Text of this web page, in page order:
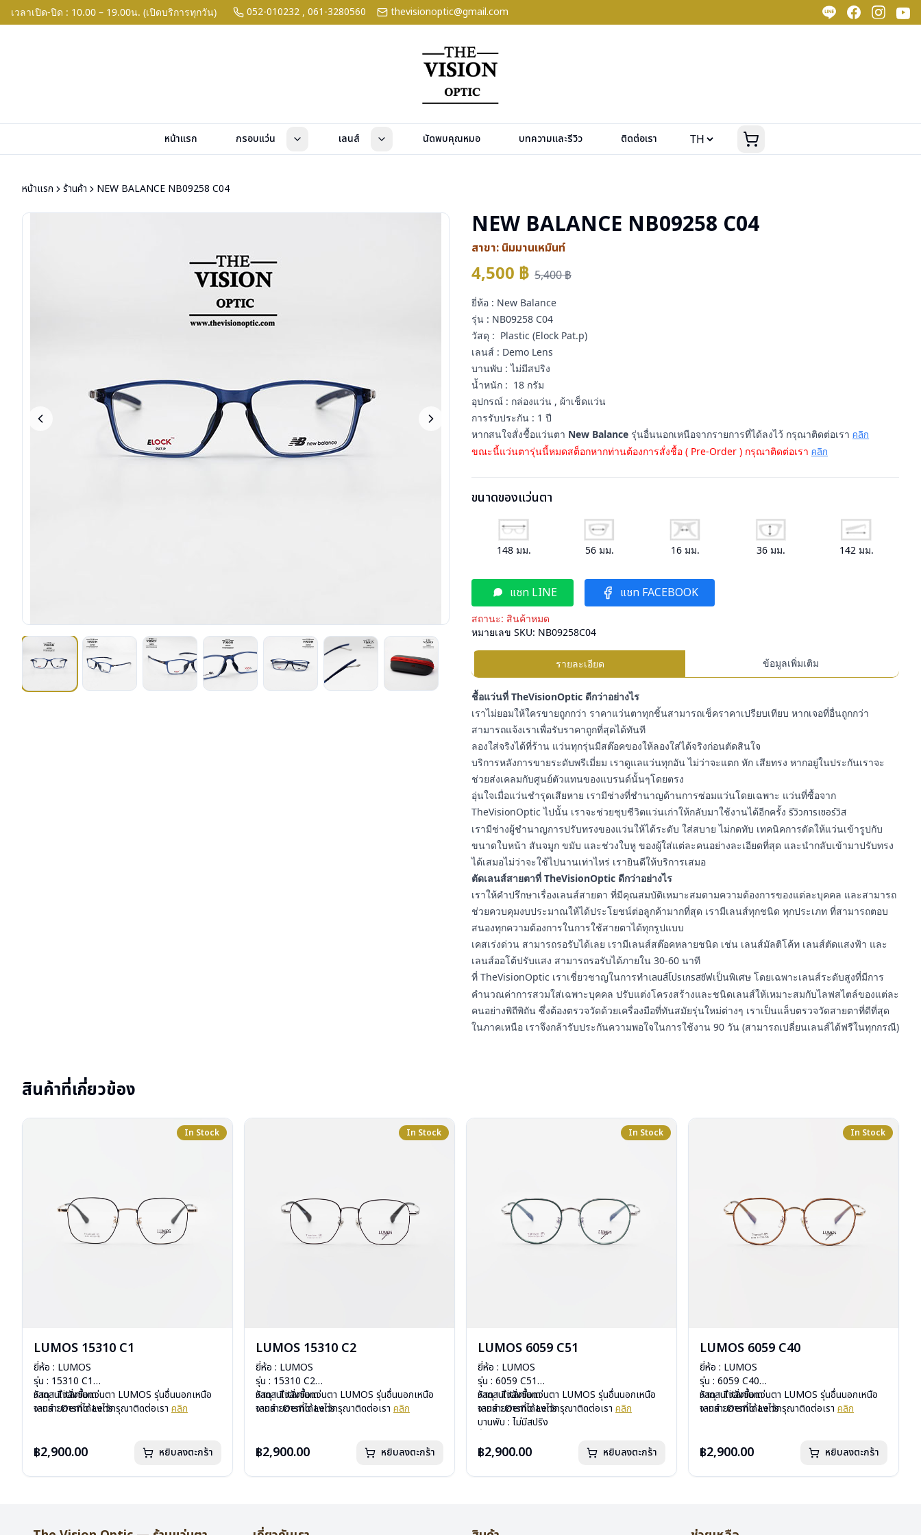
เวลาเปิด-ปิด : 10.00 – 19.00น. (เปิดบริการทุกวัน) 052-010232 , 061-3280560 thevisionoptic@gmail.com
หน้าแรก กรอบแว่น เลนส์ นัดพบคุณหมอ บทความและรีวิว ติดต่อเรา
หน้าแรก ร้านค้า NEW BALANCE NB09258 C04
NEW BALANCE NB09258 C04
สาขา: นิมมานเหมินท์
4,500 ฿ 5,400฿
ยี่ห้อ : New Balance
รุ่น : NB09258 C04
วัสดุ : Plastic (Elock Pat.p)
เลนส์ : Demo Lens
บานพับ : ไม่มีสปริง
น้ำหนัก : 18 กรัม
อุปกรณ์ : กล่องแว่น , ผ้าเช็ดแว่น
การรับประกัน : 1 ปี
หากสนใจสั่งชื้อแว่นตา New Balance รุ่นอื่นนอกเหนือจากรายการที่ได้ลงไว้ กรุณาติดต่อเรา คลิก
ขณะนี้แว่นตารุ่นนี้หมดสต็อกหากท่านต้องการสั่งชื้อ ( Pre-Order ) กรุณาติดต่อเรา คลิก
ขนาดของแว่นตา
148 มม. 56 มม. 16มม. 36มม. 142มม.
แชท LINE แชท FACEBOOK
สถานะ: สินค้าหมด
หมายเลข SKU: NB09258C04
รายละเอียด ข้อมูลเพิ่มเติม
ชื้อแว่นที่ TheVisionOptic ดีกว่าอย่างไร
เราไม่ยอมให้ใครขายถูกกว่า ราคาแว่นตาทุกชิ้นสามารถเช็คราคาเปรียบเทียบ หากเจอที่อื่นถูกกว่า
สามารถแจ้งเราเพื่อรับราคาถูกที่สุดได้ทันที
ลองใส่จริงได้ที่ร้าน แว่นทุกรุ่นมีสต๊อคของให้ลองใส่ได้จริงก่อนตัดสินใจ
บริการหลังการขายระดับพรีเมี่ยม เราดูแลแว่นทุกอัน ไม่ว่าจะแตก หัก เสียทรง หากอยู่ในประกันเราจะ
ช่วยส่งเคลมกับศูนย์ตัวแทนของแบรนด์นั้นๆโดยตรง
อุ่นใจเมื่อแว่นชำรุดเสียหาย เรามีช่างที่ชำนาญด้านการซ่อมแว่นโดยเฉพาะ แว่นที่ซื้อจาก
TheVisionOptic ไปนั้น เราจะช่วยชุบชีวิตแว่นเก่าให้กลับมาใช้งานได้อีกครั้ง รีวิวการเซอร์วิส
เรามีช่างผู้ชำนาญการปรับทรงของแว่นให้ได้ระดับ ใส่สบาย ไม่กดทับ เทคนิคการดัดให้แว่นเข้ารูปกับ
ขนาดใบหน้า สันจมูก ขมับ และช่วงใบหู ของผู้ใส่แต่ละคนอย่างละเอียดที่สุด และนำกลับเข้ามาปรับทรง
ได้เสมอไม่ว่าจะใช้ไปนานเท่าไหร่ เรายินดีให้บริการเสมอ
ตัดเลนส์สายตาที่ TheVisionOptic ดีกว่าอย่างไร
เราให้คำปรึกษาเรื่องเลนส์สายตา ที่มีคุณสมบัติเหมาะสมตามความต้องการของแต่ละบุคคล และสามารถ
ช่วยควบคุมงบประมาณให้ได้ประโยชน์ต่อลูกค้ามากที่สุด เรามีเลนส์ทุกชนิด ทุกประเภท ที่สามารถตอบ
สนองทุกความต้องการในการใช้สายตาได้ทุกรูปแบบ
เคสเร่งด่วน สามารถรอรับได้เลย เรามีเลนส์สต๊อคหลายชนิด เช่น เลนส์มัลติโค้ท เลนส์ตัดแสงฟ้า และ
เลนส์ออโต้ปรับแสง สามารถรอรับได้ภายใน 30-60 นาที
ที่ TheVisionOptic เราเชี่ยวชาญในการทำเลนส์โปรเกรสซีฟเป็นพิเศษ โดยเฉพาะเลนส์ระดับสูงที่มีการ
คำนวณค่าการสวมใส่เฉพาะบุคคล ปรับแต่งโครงสร้างและชนิดเลนส์ให้เหมาะสมกับไลฟสไตล์ของแต่ละ
คนอย่างพิถีพิถัน ซึ่งต้องตรวจวัดด้วยเครื่องมือที่ทันสมัยรุ่นใหม่ต่างๆ เราเป็นแล็บตรวจวัดสายตาที่ดีที่สุด
ในภาคเหนือ เราจึงกล้ารับประกันความพอใจในการใช้งาน 90 วัน (สามารถเปลี่ยนเลนส์ได้ฟรีในทุกกรณี)
สินค้าที่เกี่ยวข้อง
In Stock
LUMOS 15310 C1
ยี่ห้อ : LUMOS
รุ่น : 15310 C1
วัสดุ : Titanium
เลนส์ : Demo Lens
อุปกรณ์ : กล่องแว่น , ผ้าเช็ดแว่น
หากสนใจสั่งชื้อแว่นตา LUMOS รุ่นอื่นนอกเหนือ
จากรายการที่ได้ลงไว้กรุณาติดต่อเรา คลิก
฿2,900.00 หยิบลงตะกร้า
In Stock
LUMOS 15310 C2
ยี่ห้อ : LUMOS
รุ่น : 15310 C2
วัสดุ : Titanium
เลนส์ : Demo Lens
อุปกรณ์ : กล่องแว่น , ผ้าเช็ดแว่น
หากสนใจสั่งชื้อแว่นตา LUMOS รุ่นอื่นนอกเหนือ
จากรายการที่ได้ลงไว้กรุณาติดต่อเรา คลิก
฿2,900.00 หยิบลงตะกร้า
In Stock
LUMOS 6059 C51
ยี่ห้อ : LUMOS
รุ่น : 6059 C51
วัสดุ : Titanium
เลนส์ : Demo Lens
บานพับ : ไม่มีสปริง
อุปกรณ์ : กล่องแว่น , ผ้าเช็ดแว่น
หากสนใจสั่งชื้อแว่นตา LUMOS รุ่นอื่นนอกเหนือ
จากรายการที่ได้ลงไว้กรุณาติดต่อเรา คลิก
฿2,900.00 หยิบลงตะกร้า
In Stock
LUMOS 6059 C40
ยี่ห้อ : LUMOS
รุ่น : 6059 C40
วัสดุ : Titanium
เลนส์ : Demo Lens
อุปกรณ์ : กล่องแว่น , ผ้าเช็ดแว่น
หากสนใจสั่งชื้อแว่นตา LUMOS รุ่นอื่นนอกเหนือ
จากรายการที่ได้ลงไว้กรุณาติดต่อเรา คลิก
฿2,900.00 หยิบลงตะกร้า